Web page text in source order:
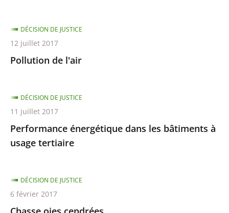
Pollution de l'air
DÉCISION DE JUSTICE
12 juillet 2017
Performance énergétique dans les bâtiments à
usage tertiaire
DÉCISION DE JUSTICE
11 juillet 2017
DÉCISION DE JUSTICE
6 février 2017